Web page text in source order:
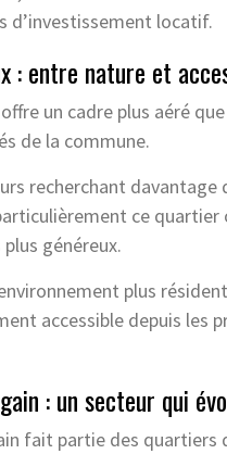
d’investissement locatif.
: entre nature et
un cadre plus aéré
de la commune.
recherchant davantage
ce quartier
généreux.
plus
accessible depuis les
: un secteur qui
fait partie des quartiers